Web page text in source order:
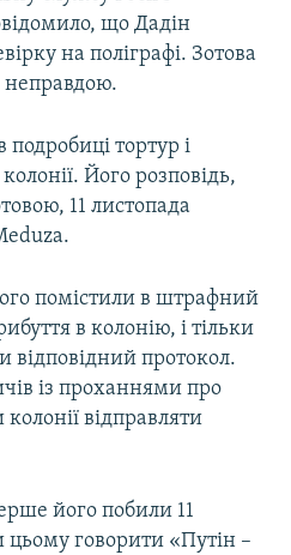
що Дадін
на поліграфі. Зотова
неправдою.
тортур і
Його розповідь,
11 листопада
помістили в штрафний
в колонію, і тільки
відповідний протокол.
із проханнями про
відправляти
його побили 11
говорити «Путін –